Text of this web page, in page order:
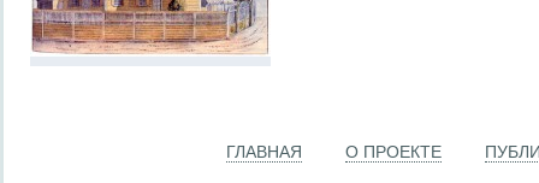
ГЛАВНАЯ О ПРОЕКТЕ